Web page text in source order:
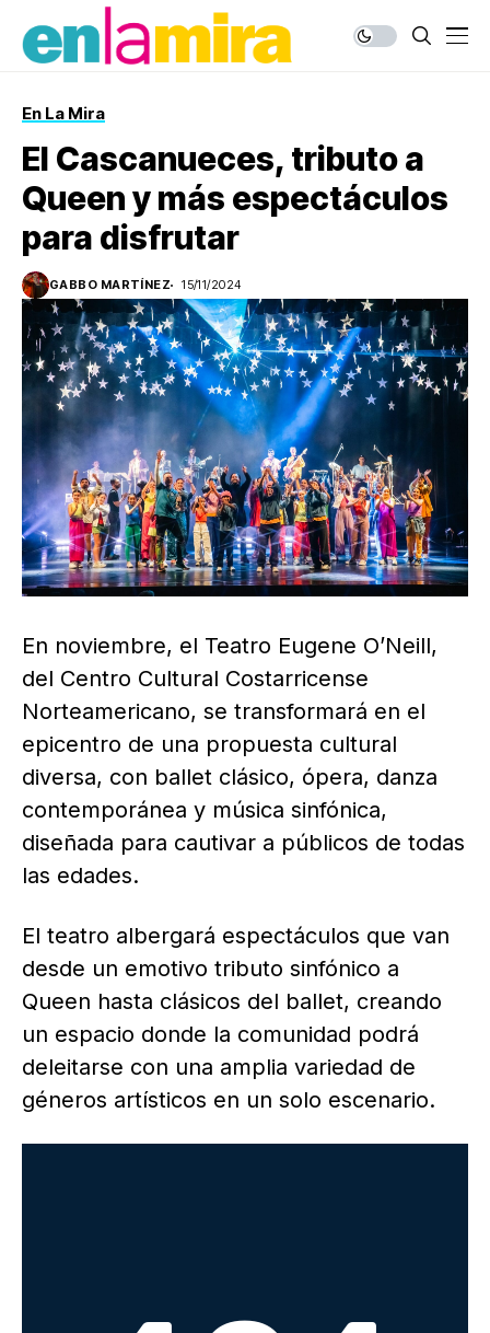
En La Mira
El Cascanueces, tributo a
Queen y más espectáculos
para disfrutar
GABBO MARTÍNEZ 15/11/2024
En noviembre, el Teatro Eugene O’Neill,
del Centro Cultural Costarricense
Norteamericano, se transformará en el
epicentro de una propuesta cultural
diversa, con ballet clásico, ópera, danza
contemporánea y música sinfónica,
diseñada para cautivar a públicos de todas
las edades.
El teatro albergará espectáculos que van
desde un emotivo tributo sinfónico a
Queen hasta clásicos del ballet, creando
un espacio donde la comunidad podrá
deleitarse con una amplia variedad de
géneros artísticos en un solo escenario.